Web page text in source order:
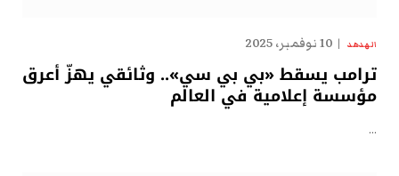
الهدهد 10 نوفمبر، 2025
ترامب يسقط «بي بي سي».. وثائقي يهزّ أعرق
مؤسسة إعلامية في العالم
…